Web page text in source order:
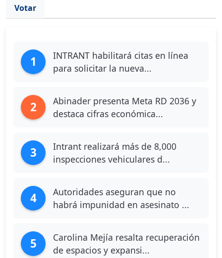
Votar
1
INTRANT habilitará citas en línea
para solicitar la nueva...
2
Abinader presenta Meta RD 2036 y
destaca cifras económica...
3
Intrant realizará más de 8,000
inspecciones vehiculares d...
4
Autoridades aseguran que no
habrá impunidad en asesinato ...
5
Carolina Mejía resalta recuperación
de espacios y expansi...